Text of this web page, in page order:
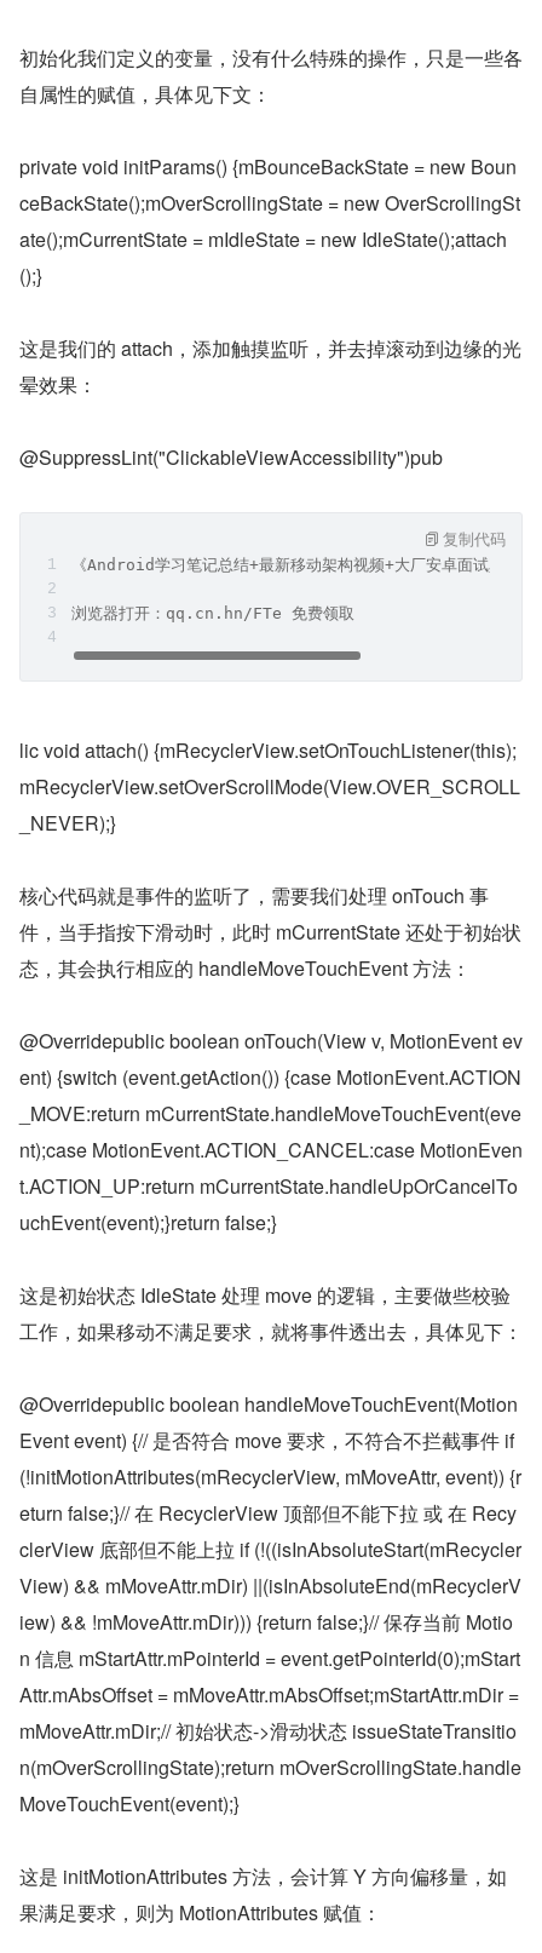
初始化我们定义的变量，没有什么特殊的操作，只是一些各
自属性的赋值，具体见下文：
private void initParams() {mBounceBackState = new Boun
ceBackState();mOverScrollingState = new OverScrollingSt
ate();mCurrentState = mIdleState = new IdleState();attach
();}
这是我们的 attach，添加触摸监听，并去掉滚动到边缘的光
晕效果：
@SuppressLint("ClickableViewAccessibility")pub
《Android学习笔记总结+最新移动架构视频+大厂安卓面试真题+
浏览器打开：qq.cn.hn/FTe 免费领取
复制代码
lic void attach() {mRecyclerView.setOnTouchListener(this);
mRecyclerView.setOverScrollMode(View.OVER_SCROLL
_NEVER);}
核心代码就是事件的监听了，需要我们处理 onTouch 事
件，当手指按下滑动时，此时 mCurrentState 还处于初始状
态，其会执行相应的 handleMoveTouchEvent 方法：
@Overridepublic boolean onTouch(View v, MotionEvent ev
ent) {switch (event.getAction()) {case MotionEvent.ACTION
_MOVE:return mCurrentState.handleMoveTouchEvent(eve
nt);case MotionEvent.ACTION_CANCEL:case MotionEven
t.ACTION_UP:return mCurrentState.handleUpOrCancelTo
uchEvent(event);}return false;}
这是初始状态 IdleState 处理 move 的逻辑，主要做些校验
工作，如果移动不满足要求，就将事件透出去，具体见下：
@Overridepublic boolean handleMoveTouchEvent(Motion
Event event) {// 是否符合 move 要求，不符合不拦截事件 if
(!initMotionAttributes(mRecyclerView, mMoveAttr, event)) {r
eturn false;}// 在 RecyclerView 顶部但不能下拉 或 在 Recy
clerView 底部但不能上拉 if (!((isInAbsoluteStart(mRecycler
View) && mMoveAttr.mDir) ||(isInAbsoluteEnd(mRecyclerV
iew) && !mMoveAttr.mDir))) {return false;}// 保存当前 Motio
n 信息 mStartAttr.mPointerId = event.getPointerId(0);mStart
Attr.mAbsOffset = mMoveAttr.mAbsOffset;mStartAttr.mDir =
mMoveAttr.mDir;// 初始状态->滑动状态 issueStateTransitio
n(mOverScrollingState);return mOverScrollingState.handle
MoveTouchEvent(event);}
这是 initMotionAttributes 方法，会计算 Y 方向偏移量，如
果满足要求，则为 MotionAttributes 赋值：